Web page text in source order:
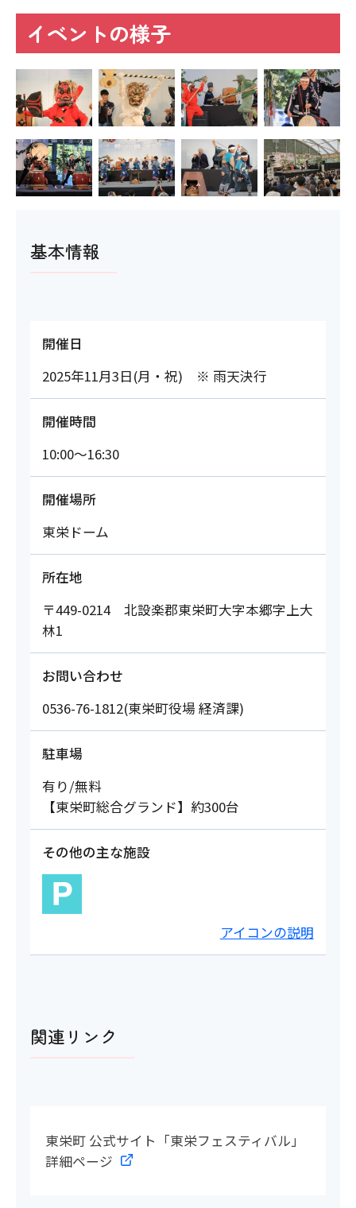
イベントの様子
基本情報
開催日
2025年11月3日(月・祝) ※ 雨天決行
開催時間
10:00～16:30
開催場所
東栄ドーム
所在地
〒449-0214 北設楽郡東栄町大字本郷字上大
林1
お問い合わせ
0536-76-1812(東栄町役場 経済課)
駐車場
有り/無料
【東栄町総合グランド】約300台
その他の主な施設
アイコンの説明
関連リンク
東栄町 公式サイト「東栄フェスティバル」
詳細ページ